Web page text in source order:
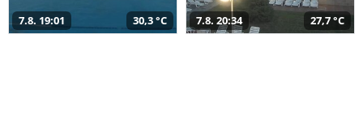
7.8. 19:01 30,3 °C 7.8. 20:34 27,7 °C